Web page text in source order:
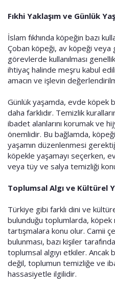
Fıkhi Yaklaşım ve Günlük
İslam fıkhında köpeğin bazı
Çoban köpeği, av köpeği veya
görevlerde kullanılması
ihtiyaç halinde meşru kabul
amacın ve işlevin
Günlük yaşamda, evde köpek
daha farklıdır. Temizlik
ibadet alanlarını korumak ve
önemlidir. Bu bağlamda,
yaşamın düzenlenmesi
köpekle yaşamayı seçerken,
veya tüy ve salya temizliği
Toplumsal Algı ve Kültürel
Türkiye gibi farklı dini ve
bulunduğu toplumlarda,
tartışmalara konu olur. Camii
bulunması, bazı kişiler
toplumsal algıyı etkiler. Ancak
değil, toplumun temizliğe ve
hassasiyetle ilgilidir.